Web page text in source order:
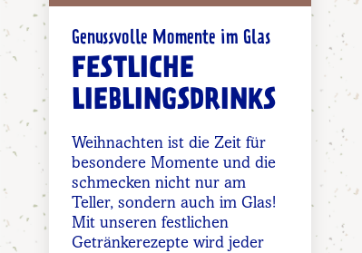
Genussvolle Momente im Glas
FESTLICHE
LIEBLINGSDRINKS
Weihnachten ist die Zeit für
besondere Momente und die
schmecken nicht nur am
Teller, sondern auch im Glas!
Mit unseren festlichen
Getränkerezepte wird jeder